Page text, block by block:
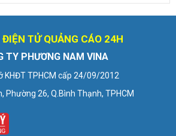
TỬ QUẢNG CÁO 24H
TY PHƯƠNG NAM VINA
KHĐT TPHCM cấp 24/09/2012
Phường 26, Q.Bình Thạnh, TPHCM